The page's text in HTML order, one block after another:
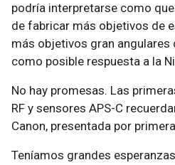
podría interpretarse como
de fabricar más objetivos de
más objetivos gran angulares
como posible respuesta a la
No hay promesas. Las
RF y sensores APS-C
Canon, presentada por
Teníamos grandes